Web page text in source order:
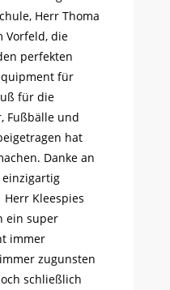
Herr Thoma
Vorfeld, die
perfekten
für
für die
Fußbälle und
hat
Danke an
Kleespies
ein super
immer
zugunsten
schließlich